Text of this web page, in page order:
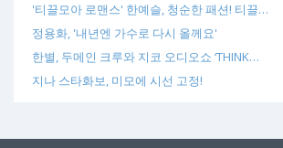
'티끌모아 로맨스' 한예슬, 청순한 패션! 티끌…
정용화, '내년엔 가수로 다시 올께요'
한별, 두메인 크루와 지코 오디오쇼 ‘THINK…
지나 스타화보, 미모에 시선 고정!